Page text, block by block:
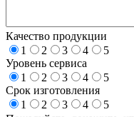
Качество продукции
1
2 3 4
5
Уровень сервиса
1
2 3 4
5
Срок изготовления
1
2 3 4
5